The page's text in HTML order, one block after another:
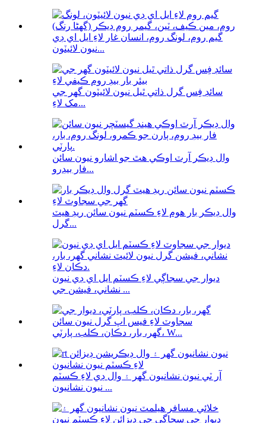
گيم روم، لونگ روم، انسان غار لاءِ ايل اي ڊي
نيون لائيٽون...
سائڊ فِس گرل ذاتي ٿيل نيون لائيٽون گھر جي
مک لاءِ...
وال ڊيڪر آرٽ اوڪي هٿ جو اشارو نيون سائن
فار بيڊرو...
وال ڊيڪر بار هوم لاءِ ڪسٽم نيون سائن ريڊ هيٽ
گرل...
ديوار جي سجاڳي لاءِ ڪسٽم ايل اي ڊي نيون
نشاني، فيشن جي ...
گهر، بار، دڪان، ڪلب، پارٽي، W...
آر ٽي نيون نشانيون گھر ۽ وال ڊي لاءِ ڪسٽم
نيون نشانيون ...